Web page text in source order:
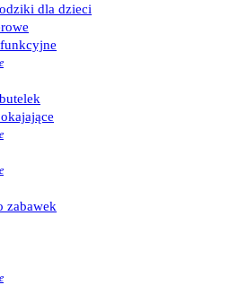
dla dzieci
zabawek